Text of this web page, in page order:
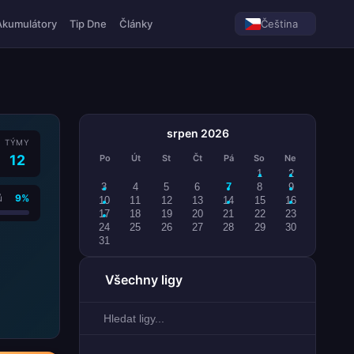
Tip Dne Články Čeština
TÝMY
12
9%
srpen 2026
Po Út St Čt Pá So Ne
1
2
3
4 5 6 7 8
9
10
11 12 13 14 15
16
17
18 19 20 21 22
23
24
25 26 27 28 29
30
31
Všechny ligy